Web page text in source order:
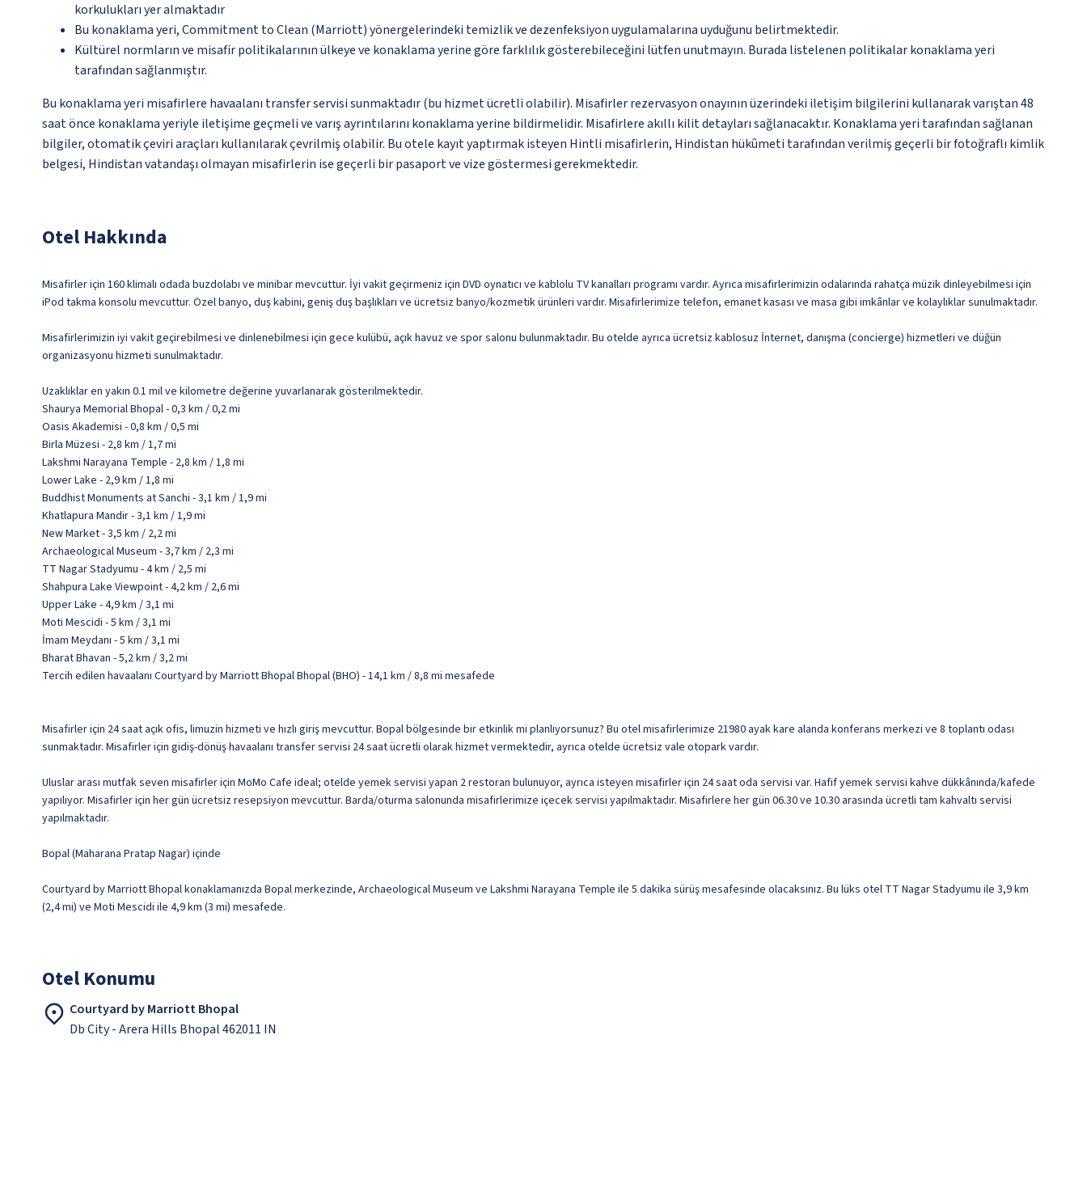
korkulukları yer almaktadır
Bu konaklama yeri, Commitment to Clean (Marriott) yönergelerindeki temizlik ve dezenfeksiyon uygulamalarına uyduğunu belirtmektedir.
Kültürel normların ve misafir politikalarının ülkeye ve konaklama yerine göre farklılık gösterebileceğini lütfen unutmayın. Burada listelenen politikalar konaklama yeri
tarafından sağlanmıştır.
Bu konaklama yeri misafirlere havaalanı transfer servisi sunmaktadır (bu hizmet ücretli olabilir). Misafirler rezervasyon onayının üzerindeki iletişim bilgilerini kullanarak varıştan 48
saat önce konaklama yeriyle iletişime geçmeli ve varış ayrıntılarını konaklama yerine bildirmelidir. Misafirlere akıllı kilit detayları sağlanacaktır. Konaklama yeri tarafından sağlanan
bilgiler, otomatik çeviri araçları kullanılarak çevrilmiş olabilir. Bu otele kayıt yaptırmak isteyen Hintli misafirlerin, Hindistan hükûmeti tarafından verilmiş geçerli bir fotoğraflı kimlik
belgesi, Hindistan vatandaşı olmayan misafirlerin ise geçerli bir pasaport ve vize göstermesi gerekmektedir.
Otel Hakkında
Misafirler için 160 klimalı odada buzdolabı ve minibar mevcuttur. İyi vakit geçirmeniz için DVD oynatıcı ve kablolu TV kanalları programı vardır. Ayrıca misafirlerimizin odalarında rahatça müzik dinleyebilmesi için
iPod takma konsolu mevcuttur. Özel banyo, duş kabini, geniş duş başlıkları ve ücretsiz banyo/kozmetik ürünleri vardır. Misafirlerimize telefon, emanet kasası ve masa gibi imkânlar ve kolaylıklar sunulmaktadır.
Misafirlerimizin iyi vakit geçirebilmesi ve dinlenebilmesi için gece kulübü, açık havuz ve spor salonu bulunmaktadır. Bu otelde ayrıca ücretsiz kablosuz İnternet, danışma (concierge) hizmetleri ve düğün
organizasyonu hizmeti sunulmaktadır.
Uzaklıklar en yakın 0.1 mil ve kilometre değerine yuvarlanarak gösterilmektedir.
Shaurya Memorial Bhopal - 0,3 km / 0,2 mi
Oasis Akademisi - 0,8 km / 0,5 mi
Birla Müzesi - 2,8 km / 1,7 mi
Lakshmi Narayana Temple - 2,8 km / 1,8 mi
Lower Lake - 2,9 km / 1,8 mi
Buddhist Monuments at Sanchi - 3,1 km / 1,9 mi
Khatlapura Mandir - 3,1 km / 1,9 mi
New Market - 3,5 km / 2,2 mi
Archaeological Museum - 3,7 km / 2,3 mi
TT Nagar Stadyumu - 4 km / 2,5 mi
Shahpura Lake Viewpoint - 4,2 km / 2,6 mi
Upper Lake - 4,9 km / 3,1 mi
Moti Mescidi - 5 km / 3,1 mi
İmam Meydanı - 5 km / 3,1 mi
Bharat Bhavan - 5,2 km / 3,2 mi
Tercih edilen havaalanı Courtyard by Marriott Bhopal Bhopal (BHO) - 14,1 km / 8,8 mi mesafede
Misafirler için 24 saat açık ofis, limuzin hizmeti ve hızlı giriş mevcuttur. Bopal bölgesinde bir etkinlik mi planlıyorsunuz? Bu otel misafirlerimize 21980 ayak kare alanda konferans merkezi ve 8 toplantı odası
sunmaktadır. Misafirler için gidiş-dönüş havaalanı transfer servisi 24 saat ücretli olarak hizmet vermektedir, ayrıca otelde ücretsiz vale otopark vardır.
Uluslar arası mutfak seven misafirler için MoMo Cafe ideal; otelde yemek servisi yapan 2 restoran bulunuyor, ayrıca isteyen misafirler için 24 saat oda servisi var. Hafif yemek servisi kahve dükkânında/kafede
yapılıyor. Misafirler için her gün ücretsiz resepsiyon mevcuttur. Barda/oturma salonunda misafirlerimize içecek servisi yapılmaktadır. Misafirlere her gün 06.30 ve 10.30 arasında ücretli tam kahvaltı servisi
yapılmaktadır.
Bopal (Maharana Pratap Nagar) içinde
Courtyard by Marriott Bhopal konaklamanızda Bopal merkezinde, Archaeological Museum ve Lakshmi Narayana Temple ile 5 dakika sürüş mesafesinde olacaksınız. Bu lüks otel TT Nagar Stadyumu ile 3,9 km
(2,4 mi) ve Moti Mescidi ile 4,9 km (3 mi) mesafede.
Otel Konumu
Courtyard by Marriott Bhopal
Db City - Arera Hills Bhopal 462011 IN